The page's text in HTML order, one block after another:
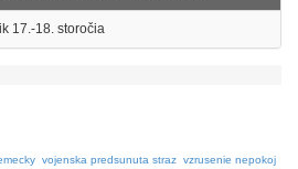
17.-18. storočia
vojenska predsunuta straz vzrusenie nepokoj